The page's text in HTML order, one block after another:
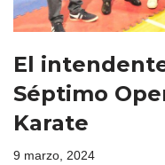
El
Séptimo
Karate
9 marzo, 2024